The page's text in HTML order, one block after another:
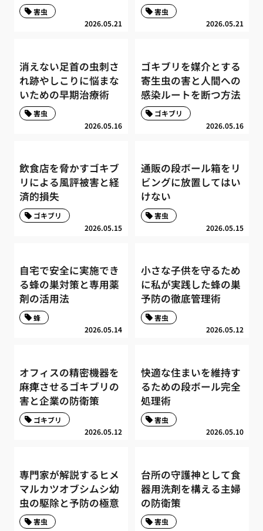
2026.05.21
害虫
2026.05.21
害虫
消えない足首の虫刺さ
れ跡やしこりに悩まな
いための早期治療術
2026.05.16
害虫
ゴキブリを媒介とする
寄生虫の害と人間への
感染ルートを断つ方法
2026.05.16
ゴキブリ
飲食店を脅かすゴキブ
リによる風評被害と経
済的損失
2026.05.15
ゴキブリ
通販の段ボール箱をリ
ビングに放置してはい
けない
2026.05.15
害虫
自宅で安全に実施でき
る蜂の巣対策と専用薬
剤の活用法
2026.05.14
蜂
小さな子供を守るため
に私が実践した蜂の巣
予防の徹底管理術
2026.05.12
害虫
オフィスの精密機器を
麻痺させるゴキブリの
害と企業の防衛策
2026.05.12
ゴキブリ
快適な住まいを維持す
るための段ボール完全
処理術
2026.05.10
害虫
専門家が解説するヒメ
マルカツオブシムシ幼
虫の駆除と予防の極意
害虫
台所の守護神として食
器用洗剤を構える主婦
の防衛策
害虫